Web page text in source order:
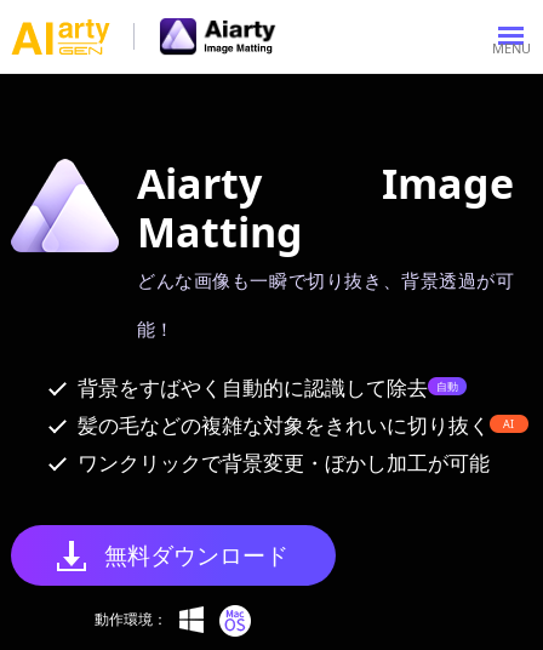
Aiarty Image
Matting
どんな画像も一瞬で切り抜き、背景透過が可
能！
背景をすばやく自動的に認識して除去 自動
髪の毛などの複雑な対象をきれいに切り抜く AI
ワンクリックで背景変更・ぼかし加工が可能
無料ダウンロード
動作環境：